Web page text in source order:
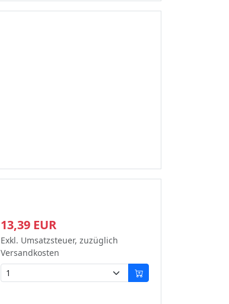
13,39 EUR
Exkl. Umsatzsteuer, zuzüglich
Versandkosten